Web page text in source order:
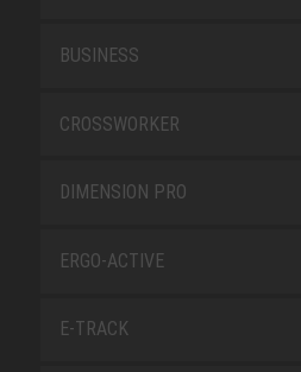
BUSINESS
CROSSWORKER
DIMENSION PRO
ERGO-ACTIVE
E-TRACK